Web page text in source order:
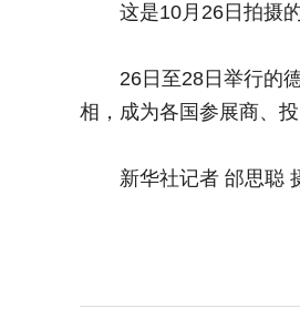
这是10月26日拍摄的
26日至28日举行的德
相，成为各国参展商、投
新华社记者 邰思聪